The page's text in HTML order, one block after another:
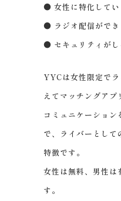
● 女性に特化してい
● ラジオ配信ができ
● セキュリティがし
YYCは女性限定で
えてマッチングアプ
コミュニケーショ
で、ライバーとし
特徴です。
女性は無料、男性は
す。